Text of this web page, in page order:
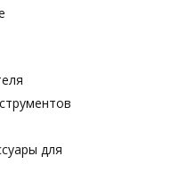
для